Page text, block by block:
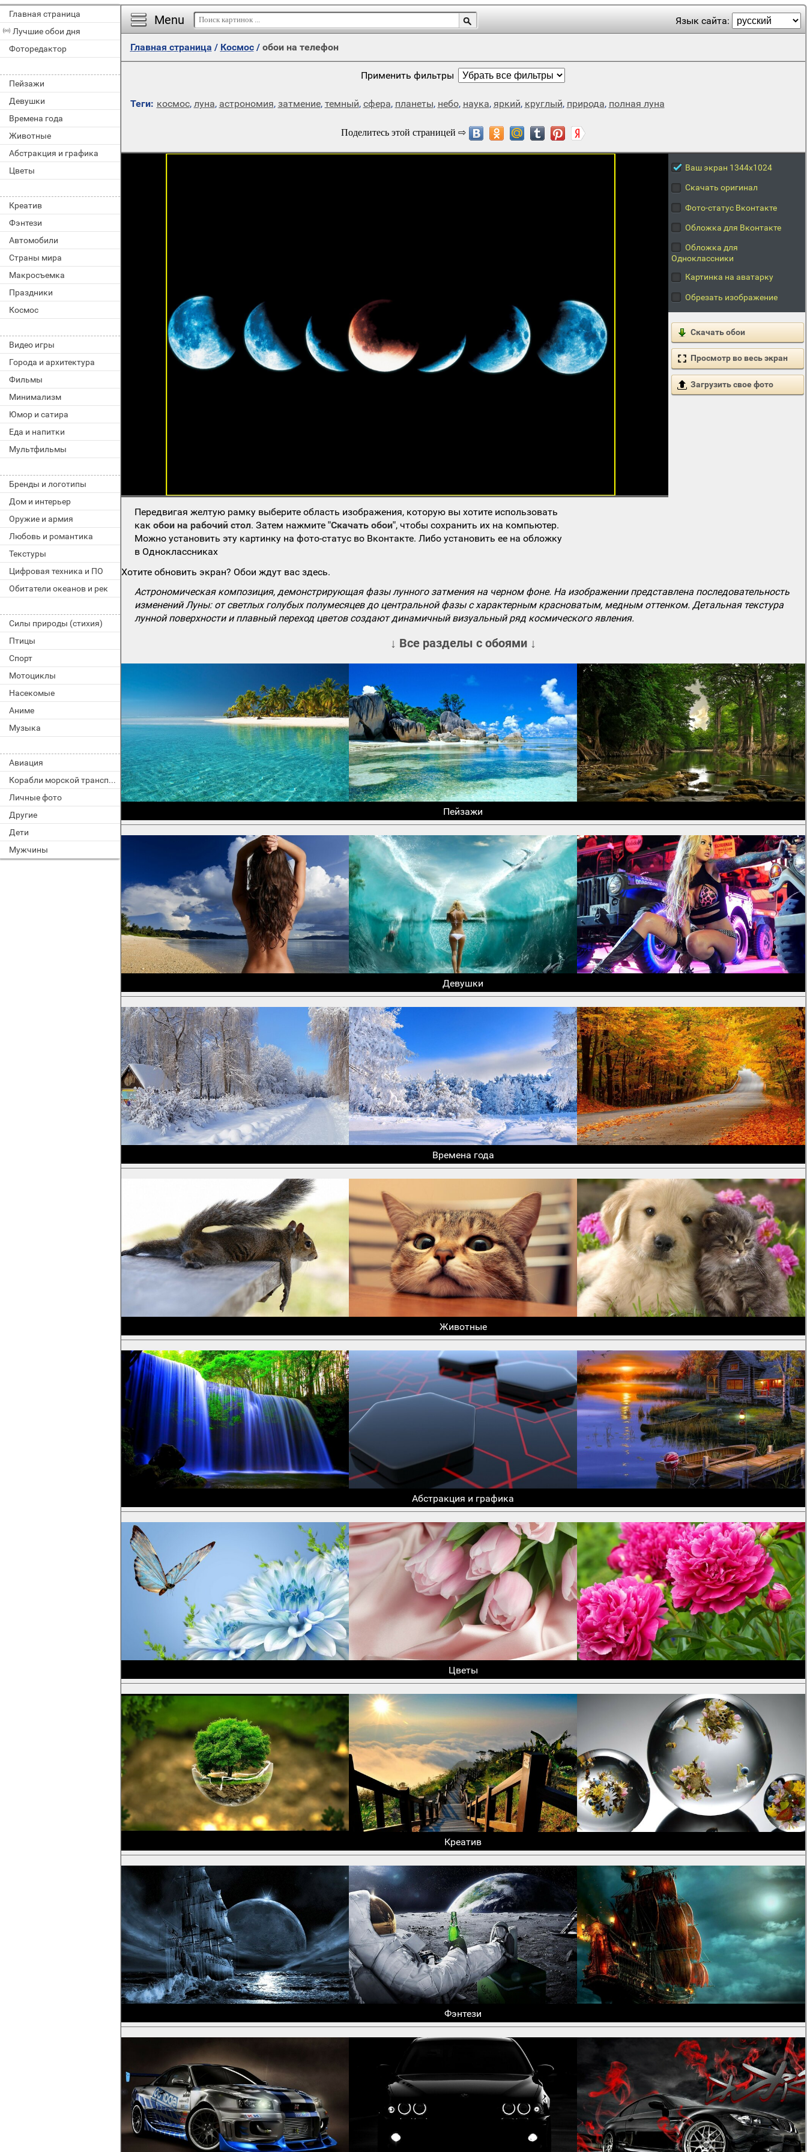
Главная страница
Лучшие обои дня
Фоторедактор
Пейзажи
Девушки
Времена года
Животные
Абстракция и графика
Цветы
Креатив
Фэнтези
Автомобили
Страны мира
Макросъемка
Праздники
Космос
Видео игры
Города и архитектура
Фильмы
Минимализм
Юмор и сатира
Еда и напитки
Мультфильмы
Бренды и логотипы
Дом и интерьер
Оружие и армия
Любовь и романтика
Текстуры
Цифровая техника и ПО
Обитатели океанов и рек
Силы природы (стихия)
Птицы
Спорт
Мотоциклы
Насекомые
Аниме
Музыка
Авиация
Корабли морской транспорт
Личные фото
Другие
Дети
Мужчины
Menu Язык сайта:
Главная страница / Космос/ обои на телефон
Применить фильтры
Теги: космос, луна, астрономия, затмение, темный, сфера, планеты, небо, наука, яркий, круглый, природа, полная луна
Ваш экран 1344x1024
Скачать оригинал
Фото-статус Вконтакте
Обложка для Вконтакте
Обложка для
Одноклассники
Картинка на аватарку
Обрезать изображение
Скачать обои
Просмотр во весь экран
Загрузить свое фото
Передвигая желтую рамку выберите область изображения, которую вы хотите использовать
какобои на рабочий стол. Затем нажмите"Скачать обои", чтобы сохранить их на компьютер.
Можно установить эту картинку на фото-статус во Вконтакте. Либо установить ее на обложку
в Одноклассниках
Хотите обновить экран? Обои ждут вас здесь.
Астрономическая композиция, демонстрирующая фазы лунного затмения на черном фоне. На изображении представлена последовательность
изменений Луны: от светлых голубых полумесяцев до центральной фазы с характерным красноватым, медным оттенком. Детальная текстура
лунной поверхности и плавный переход цветов создают динамичный визуальный ряд космического явления.
↓ Все разделы с обоями ↓
Пейзажи
Девушки
Времена года
Животные
Абстракция и графика
Цветы
Креатив
Фэнтези